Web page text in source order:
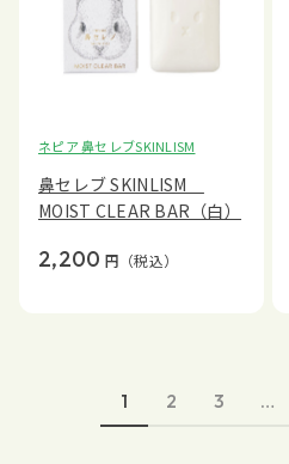
ネピア 鼻セレブSKINLISM
鼻セレブ SKINLISM
MOIST CLEAR BAR（白）
2,200 円 （税込）
1 2 3 …